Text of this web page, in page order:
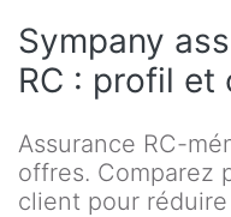
Sympany
RC : profil et
Assurance RC-
offres. Comparez
client pour